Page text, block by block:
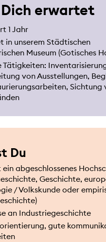
erwartet
1 Jahr
in unserem Städtischen
Museum (Gotisches
Tätigkeiten:
von Ausstellungen,
Sichtung
Du
ein abgeschlossenes
Geschichte,
/ Volkskunde oder
an Industriegeschichte
gute